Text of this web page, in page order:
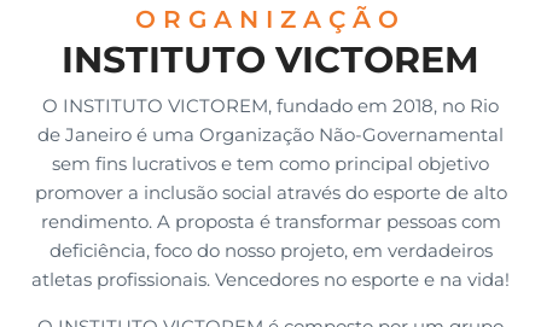
ORGANIZAÇÃO
INSTITUTO VICTOREM
O INSTITUTO VICTOREM, fundado em 2018, no Rio
de Janeiro é uma Organização Não-Governamental
sem fins lucrativos e tem como principal objetivo
promover a inclusão social através do esporte de alto
rendimento. A proposta é transformar pessoas com
deficiência, foco do nosso projeto, em verdadeiros
atletas profissionais. Vencedores no esporte e na vida!